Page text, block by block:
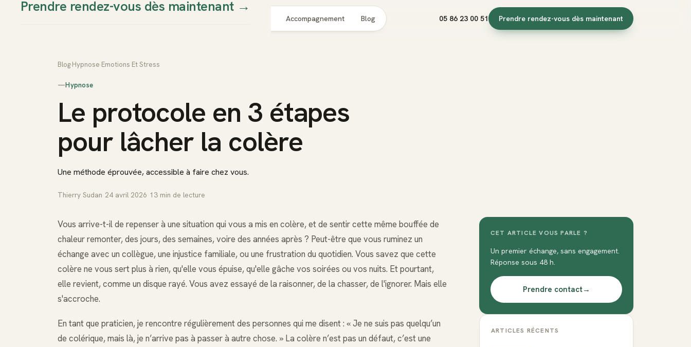
Accompagnement Blog 05 86 23 00 51 Prendre rendez-vous dès maintenant
Prendre rendez-vous dès maintenant→
Blog Hypnose Emotions Et Stress
—Hypnose
Le protocole en 3 étapes
pour lâcher la colère
Une méthode éprouvée, accessible à faire chez vous.
Thierry Sudan 24 avril 2026 13 min de lecture
Vous arrive-t-il de repenser à une situation qui vous a mis en colère, et de sentir cette même bouffée de
chaleur remonter, des jours, des semaines, voire des années après ? Peut-être que vous ruminez un
échange avec un collègue, une injustice familiale, ou une frustration du quotidien. Vous savez que cette
colère ne vous sert plus à rien, qu'elle vous épuise, qu'elle gâche vos soirées ou vos nuits. Et pourtant,
elle revient, comme un disque rayé. Vous avez essayé de la raisonner, de la chasser, de l'ignorer. Mais elle
s'accroche.
En tant que praticien, je rencontre régulièrement des personnes qui me disent : « Je ne suis pas quelqu’un
de colérique, mais là, je n’arrive pas à passer à autre chose. » La colère n’est pas un défaut, c’est une
CET ARTICLE VOUS PARLE ?
Un premier échange, sans engagement.
Réponse sous 48 h.
Prendre contact→
ARTICLES RÉCENTS